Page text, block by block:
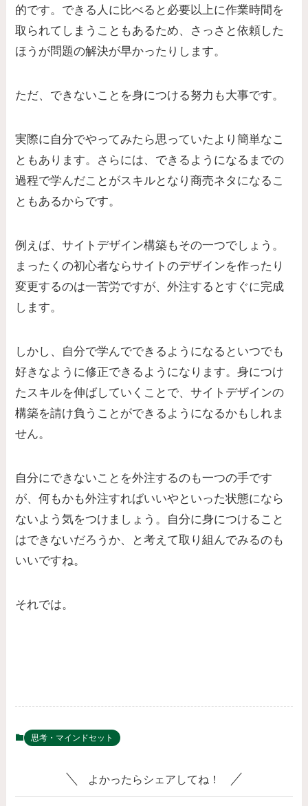
的です。できる人に比べると必要以上に作業時間を
取られてしまうこともあるため、さっさと依頼した
ほうが問題の解決が早かったりします。
ただ、できないことを身につける努力も大事です。
実際に自分でやってみたら思っていたより簡単なこ
ともあります。さらには、できるようになるまでの
過程で学んだことがスキルとなり商売ネタになるこ
ともあるからです。
例えば、サイトデザイン構築もその一つでしょう。
まったくの初心者ならサイトのデザインを作ったり
変更するのは一苦労ですが、外注するとすぐに完成
します。
しかし、自分で学んでできるようになるといつでも
好きなように修正できるようになります。身につけ
たスキルを伸ばしていくことで、サイトデザインの
構築を請け負うことができるようになるかもしれま
せん。
自分にできないことを外注するのも一つの手です
が、何もかも外注すればいいやといった状態になら
ないよう気をつけましょう。自分に身につけること
はできないだろうか、と考えて取り組んでみるのも
いいですね。
それでは。
思考・マインドセット
よかったらシェアしてね！